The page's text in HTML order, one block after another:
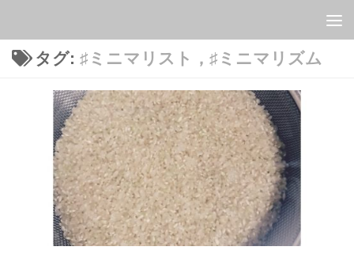
タグ: ♯ミニマリスト，♯ミニマリズム